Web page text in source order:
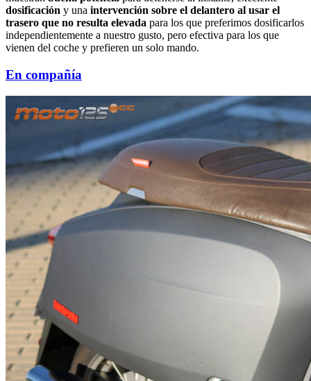
dosificación y una intervención sobre el delantero al usar el
trasero que no resulta elevada para los que preferimos dosificarlos
independientemente a nuestro gusto, pero efectiva para los que
vienen del coche y prefieren un solo mando.
En compañía